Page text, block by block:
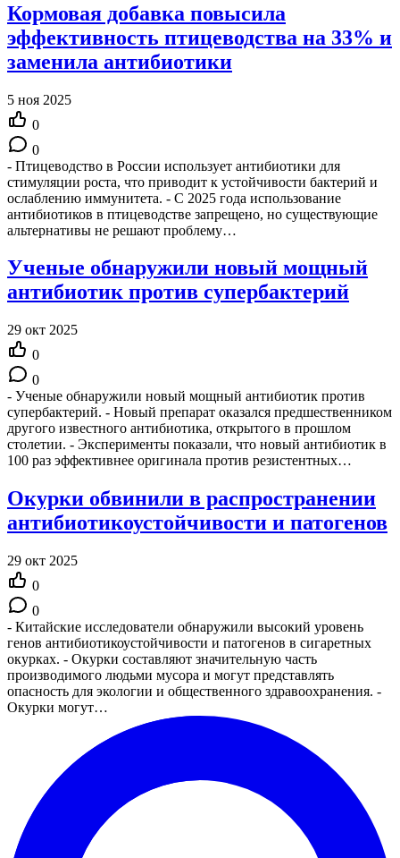
Кормовая добавка повысила
эффективность птицеводства на 33% и
заменила антибиотики
5 ноя 2025
0
0
- Птицеводство в России использует антибиотики для
стимуляции роста, что приводит к устойчивости бактерий и
ослаблению иммунитета. - С 2025 года использование
антибиотиков в птицеводстве запрещено, но существующие
альтернативы не решают проблему…
Ученые обнаружили новый мощный
антибиотик против супербактерий
29 окт 2025
0
0
- Ученые обнаружили новый мощный антибиотик против
супербактерий. - Новый препарат оказался предшественником
другого известного антибиотика, открытого в прошлом
столетии. - Эксперименты показали, что новый антибиотик в
100 раз эффективнее оригинала против резистентных…
Окурки обвинили в распространении
антибиотикоустойчивости и патогенов
29 окт 2025
0
0
- Китайские исследователи обнаружили высокий уровень
генов антибиотикоустойчивости и патогенов в сигаретных
окурках. - Окурки составляют значительную часть
производимого людьми мусора и могут представлять
опасность для экологии и общественного здравоохранения. -
Окурки могут…